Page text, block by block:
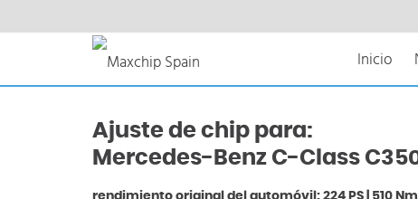
Inicio
Ajuste de chip para:
Mercedes-Benz C-Class
rendimiento original del automóvil: 224 PS | 510 Nm